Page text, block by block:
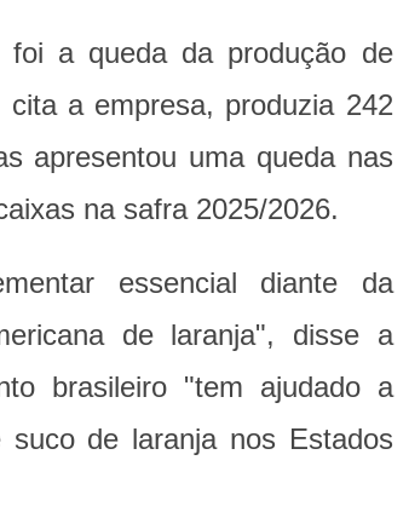
foi a queda da produção de
a empresa, produzia 242
apresentou uma queda nas
na safra 2025/2026.
essencial diante da
de laranja", disse a
brasileiro "tem ajudado a
de laranja nos Estados